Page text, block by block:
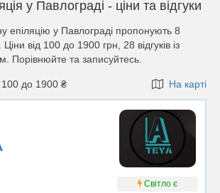
у Павлограді - ціни та відгуки
епіляцію у Павлограді пропонують 8
від 100 до 1900 грн, 28 відгуків із
Порівнюйте та записуйтесь.
100 до 1900 ₴ На карті
Світло є